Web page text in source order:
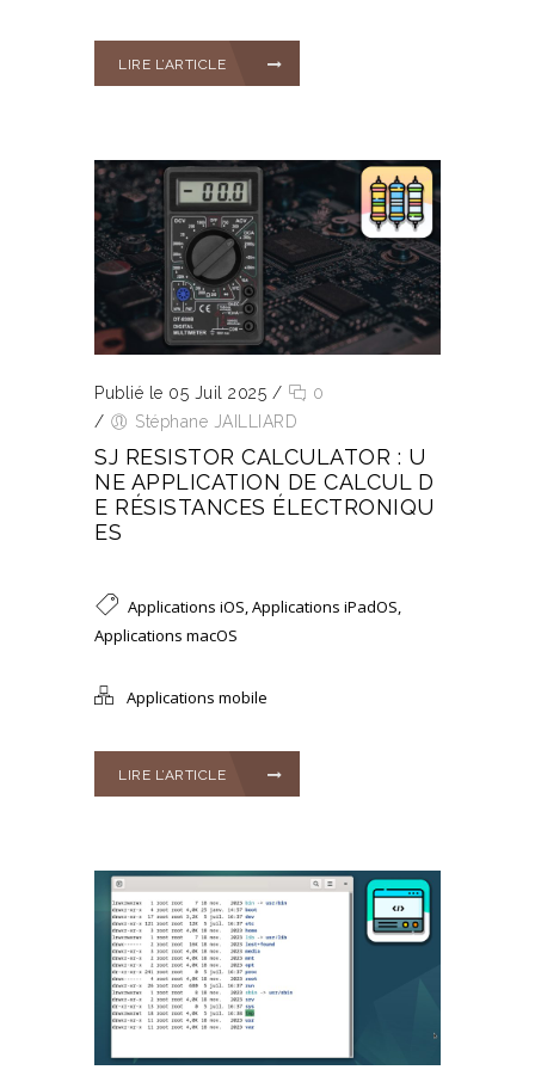
LIRE L’ARTICLE
Publié le 05 Juil 2025 /
0
/
Stéphane JAILLIARD
SJ RESISTOR CALCULATOR : U
NE APPLICATION DE CALCUL D
E RÉSISTANCES ÉLECTRONIQU
ES
Applications iOS,Applications iPadOS,
Applications macOS
Applications mobile
LIRE L’ARTICLE